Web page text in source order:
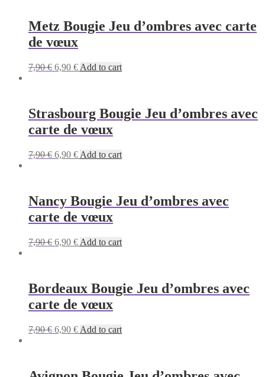
Metz Bougie Jeu d’ombres avec carte
de vœux
7,90€ Original
6,90 €Current
Add to cart
Strasbourg Bougie Jeu d’ombres avec
carte de vœux
7,90€ Original
6,90 €Current
Add to cart
Nancy Bougie Jeu d’ombres avec
carte de vœux
7,90€ Original
6,90 €Current
Add to cart
Bordeaux Bougie Jeu d’ombres avec
carte de vœux
7,90€ Original
6,90 €Current
Add to cart